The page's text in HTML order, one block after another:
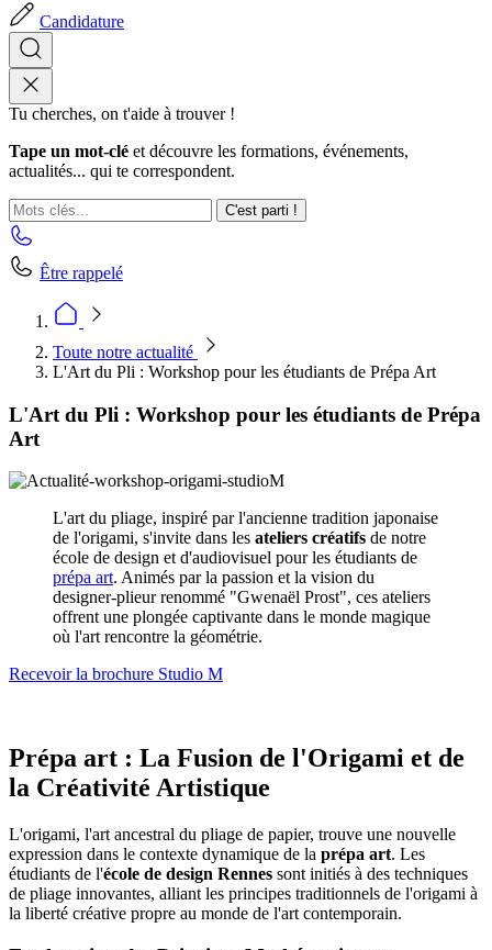
Candidature
Tu cherches, on t'aide à trouver !
Tape un mot-clé et découvre les formations, événements,
actualités... qui te correspondent.
C'est parti !
Être rappelé
Toute notre actualité
L'Art du Pli : Workshop pour les étudiants de Prépa Art
L'Art du Pli : Workshop pour les étudiants de Prépa
Art
L'art du pliage, inspiré par l'ancienne tradition japonaise
de l'origami, s'invite dans les ateliers créatifs de notre
école de design et d'audiovisuel pour les étudiants de
prépa art. Animés par la passion et la vision du
designer-plieur renommé "Gwenaël Prost", ces ateliers
offrent une plongée captivante dans le monde magique
où l'art rencontre la géométrie.
Recevoir la brochure Studio M
Prépa art : La Fusion de l'Origami et de
la Créativité Artistique
L'origami, l'art ancestral du pliage de papier, trouve une nouvelle
expression dans le contexte dynamique de la prépa art. Les
étudiants de l'école de design Rennes sont initiés à des techniques
de pliage innovantes, alliant les principes traditionnels de l'origami à
la liberté créative propre au monde de l'art contemporain.